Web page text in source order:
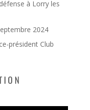
à Lorry les
2024
président Club